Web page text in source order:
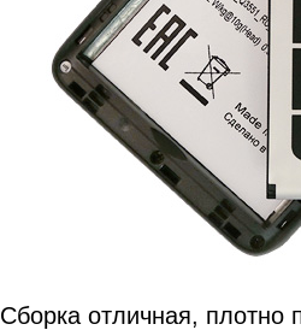
Сборка отличная, плотно